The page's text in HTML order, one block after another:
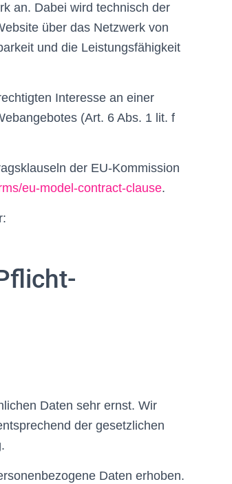
an. Dabei wird technisch der
über das Netzwerk von
und die Leistungsfähigkeit
Interesse an einer
(Art. 6 Abs. 1 lit. f
der EU-Kommission
eu-model-contract-clause.
Daten sehr ernst. Wir
der gesetzlichen
Daten erhoben.